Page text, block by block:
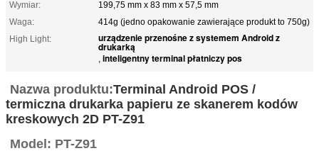
Wymiar:
199,75 mm x 83 mm x 57,5 ​​mm
Waga:
414g (jedno opakowanie zawierające produkt to 750g)
High Light:
urządzenie przenośne z systemem Android z
drukarką
, inteligentny terminal płatniczy pos
Nazwa produktu:Terminal Android POS /
termiczna drukarka papieru ze skanerem kodów
kreskowych 2D PT-Z91
Model: PT-Z91